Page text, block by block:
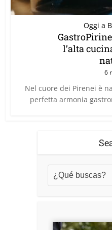
Oggi a
l’alta
6
Nel cuore dei Pirenei è
perfetta armonia